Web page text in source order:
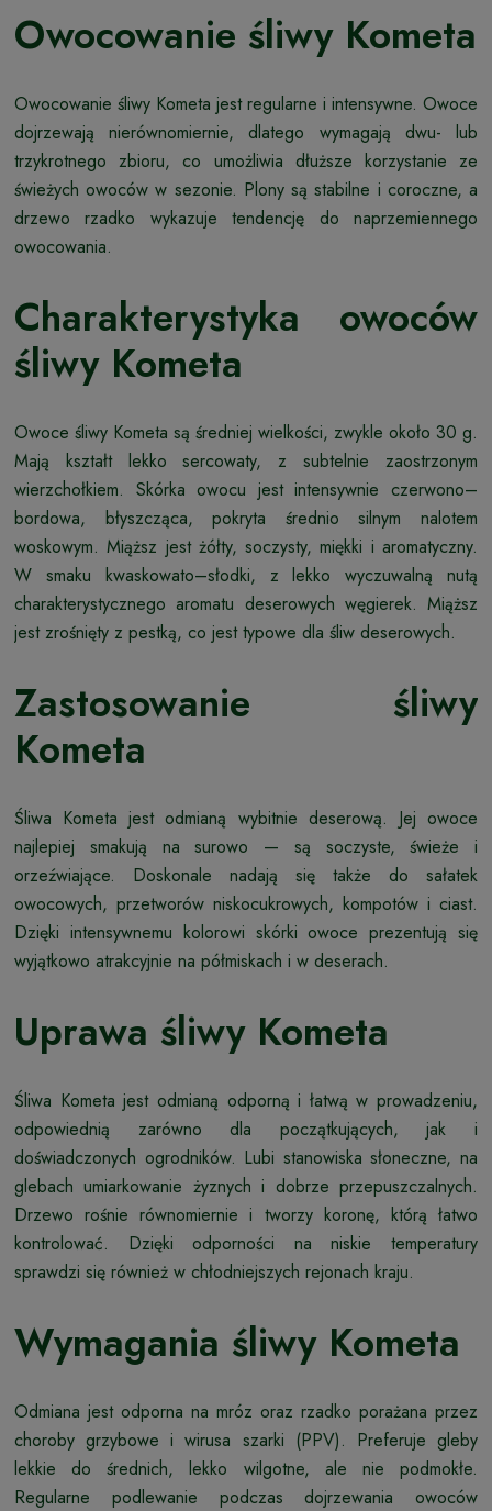
Owocowanie śliwy Kometa
Owocowanie śliwy Kometa jest regularne i intensywne. Owoce
dojrzewają nierównomiernie, dlatego wymagają dwu- lub
trzykrotnego zbioru, co umożliwia dłuższe korzystanie ze
świeżych owoców w sezonie. Plony są stabilne i coroczne, a
drzewo rzadko wykazuje tendencję do naprzemiennego
owocowania.
Charakterystyka owoców
śliwy Kometa
Owoce śliwy Kometa są średniej wielkości, zwykle około 30 g.
Mają kształt lekko sercowaty, z subtelnie zaostrzonym
wierzchołkiem. Skórka owocu jest intensywnie czerwono–
bordowa, błyszcząca, pokryta średnio silnym nalotem
woskowym. Miąższ jest żółty, soczysty, miękki i aromatyczny.
W smaku kwaskowato–słodki, z lekko wyczuwalną nutą
charakterystycznego aromatu deserowych węgierek. Miąższ
jest zrośnięty z pestką, co jest typowe dla śliw deserowych.
Zastosowanie śliwy
Kometa
Śliwa Kometa jest odmianą wybitnie deserową. Jej owoce
najlepiej smakują na surowo — są soczyste, świeże i
orzeźwiające. Doskonale nadają się także do sałatek
owocowych, przetworów niskocukrowych, kompotów i ciast.
Dzięki intensywnemu kolorowi skórki owoce prezentują się
wyjątkowo atrakcyjnie na półmiskach i w deserach.
Uprawa śliwy Kometa
Śliwa Kometa jest odmianą odporną i łatwą w prowadzeniu,
odpowiednią zarówno dla początkujących, jak i
doświadczonych ogrodników. Lubi stanowiska słoneczne, na
glebach umiarkowanie żyznych i dobrze przepuszczalnych.
Drzewo rośnie równomiernie i tworzy koronę, którą łatwo
kontrolować. Dzięki odporności na niskie temperatury
sprawdzi się również w chłodniejszych rejonach kraju.
Wymagania śliwy Kometa
Odmiana jest odporna na mróz oraz rzadko porażana przez
choroby grzybowe i wirusa szarki (PPV). Preferuje gleby
lekkie do średnich, lekko wilgotne, ale nie podmokłe.
Regularne podlewanie podczas dojrzewania owoców